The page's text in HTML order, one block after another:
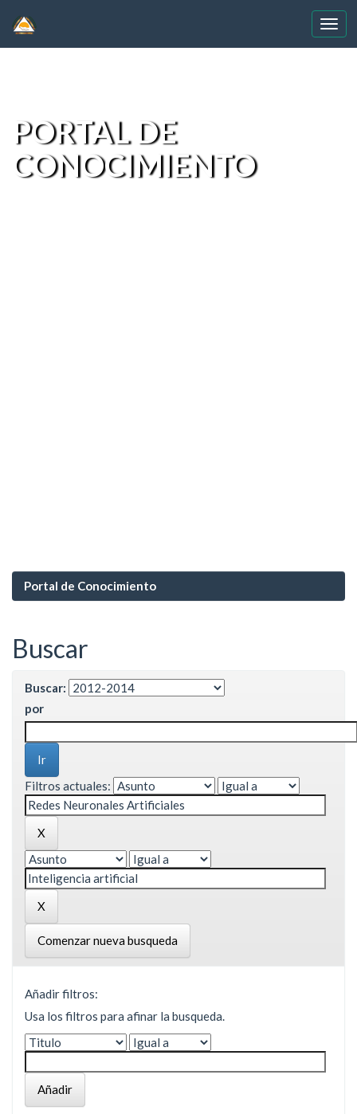
PORTAL DE
CONOCIMIENTO
Portal de Conocimiento
Buscar
Buscar:
por
Filtros actuales:
Comenzar nueva busqueda
Añadir filtros:
Usa los filtros para afinar la busqueda.